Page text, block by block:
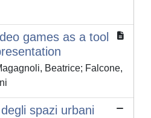
games as a tool
Beatrice; Falcone,
spazi urbani